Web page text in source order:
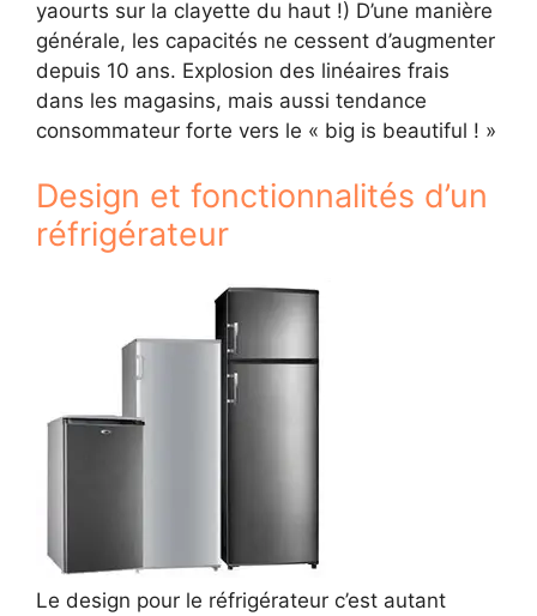
yaourts sur la clayette du haut !) D’une manière
générale, les capacités ne cessent d’augmenter
depuis 10 ans. Explosion des linéaires frais
dans les magasins, mais aussi tendance
consommateur forte vers le « big is beautiful ! »
Design et fonctionnalités d’un
réfrigérateur
Le design pour le réfrigérateur c’est autant